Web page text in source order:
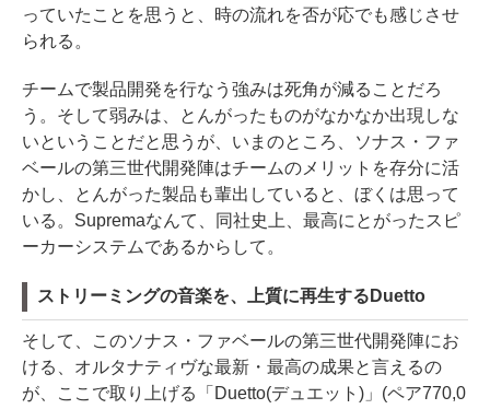
っていたことを思うと、時の流れを否が応でも感じさせ
られる。
チームで製品開発を行なう強みは死角が減ることだろ
う。そして弱みは、とんがったものがなかなか出現しな
いということだと思うが、いまのところ、ソナス・ファ
ベールの第三世代開発陣はチームのメリットを存分に活
かし、とんがった製品も輩出していると、ぼくは思って
いる。Supremaなんて、同社史上、最高にとがったスピ
ーカーシステムであるからして。
ストリーミングの音楽を、上質に再生するDuetto
そして、このソナス・ファベールの第三世代開発陣にお
ける、オルタナティヴな最新・最高の成果と言えるの
が、ここで取り上げる「Duetto(デュエット)」(ペア770,0